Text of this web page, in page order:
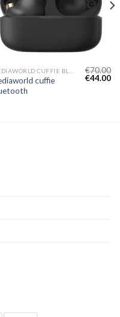
cuffie
€70.00
€44.00